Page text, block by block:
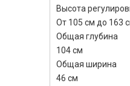
Высота
От 105 см до 163
Общая глубина
104 см
Общая ширина
46 см